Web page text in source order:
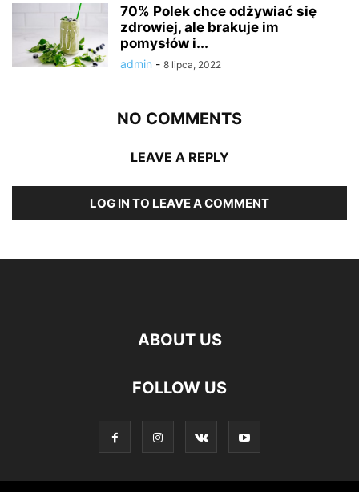
70% Polek chce odżywiać się
zdrowiej, ale brakuje im
pomysłów i...
admin - 8 lipca, 2022
NO COMMENTS
LEAVE A REPLY
LOG IN TO LEAVE A COMMENT
ABOUT US
FOLLOW US